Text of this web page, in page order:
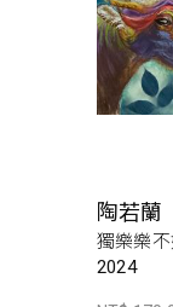
陶若蘭
獨樂樂不
2024